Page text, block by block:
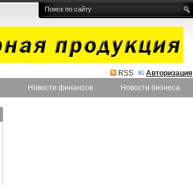
RSS
Авторизация
Новости финансов Новости бизнеса